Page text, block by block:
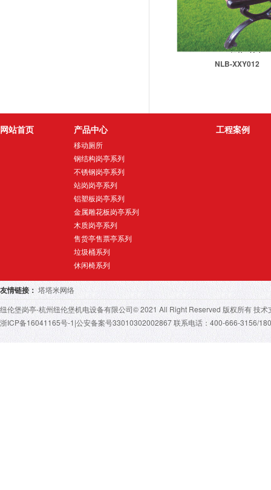
NLB-XXY012
网站首页 产品中心
移动厕所
钢结构岗亭系列
不锈钢岗亭系列
站岗岗亭系列
铝塑板岗亭系列
金属雕花板岗亭系列
木质岗亭系列
售货亭售票亭系列
垃圾桶系列
休闲椅系列
工程案例
友情链接： 塔塔米网络
纽伦堡岗亭-杭州纽伦堡机电设备有限公司© 2021 All Right Reserved 版权所有 技
浙ICP备16041165号-1 |公安备案号33010302002867 联系电话：400-666-3156/